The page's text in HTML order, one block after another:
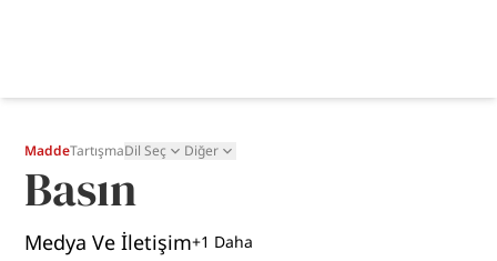
MaddeTartışmaDil Seç Diğer
Basın
Medya Ve İletişim+1 Daha